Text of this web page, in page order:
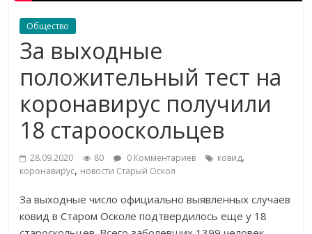
Общество
За выходные
положительный тест на
коронавирус получили
18 старооскольцев
28.09.2020 80 0 Комментариев ковид,
коронавирус, новости Старый Оскол
За выходные число официально выявленных случаев
ковид в Старом Осколе подтвердилось еще у 18